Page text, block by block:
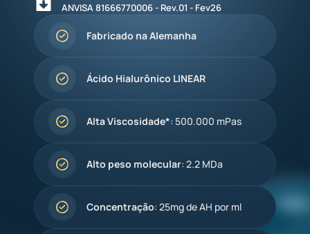
ANVISA 81666770006 - Rev.01 - Fev26​
Fabricado na Alemanha
Ácido Hialurônico LINEAR
Alta Viscosidade*: 500.000 mPas
Alto peso molecular: 2.2 MDa
Concentração: 25mg de AH por ml